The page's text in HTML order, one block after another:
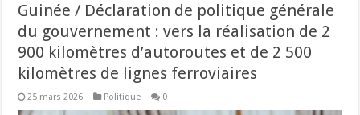
Guinée / Déclaration de politique générale
du gouvernement : vers la réalisation de 2
900 kilomètres d’autoroutes et de 2 500
kilomètres de lignes ferroviaires
25 mars 2026 Politique 0